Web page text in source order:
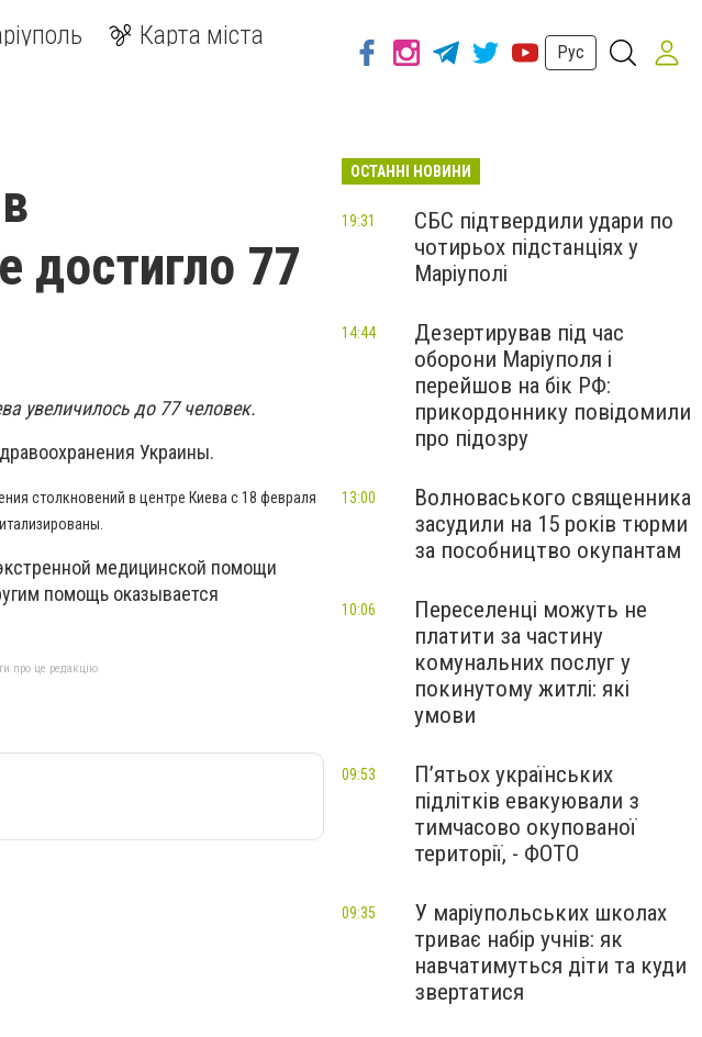
Карта міста
Рус
достигло 77
увеличилось до 77 человек.
Украины.
столкновений в центре Киева с 18 февраля
медицинской помощи
помощь оказывается
про це редакцію
ОСТАННІ НОВИНИ
СБС підтвердили удари по
чотирьох підстанціях у
Маріуполі
19:31
Дезертирував під час
оборони Маріуполя і
перейшов на бік РФ:
прикордоннику повідомили
про підозру
14:44
Волноваського священника
засудили на 15 років тюрми
за пособництво окупантам
13:00
Переселенці можуть не
платити за частину
комунальних послуг у
покинутому житлі: які
умови
10:06
П’ятьох українських
підлітків евакуювали з
тимчасово окупованої
території, - ФОТО
09:53
У маріупольських школах
триває набір учнів: як
навчатимуться діти та куди
звертатися
09:35